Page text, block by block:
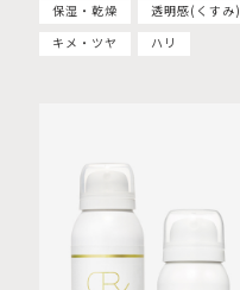
保湿・乾燥
透明感(くすみ)
キメ・ツヤ
ハリ